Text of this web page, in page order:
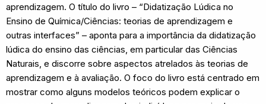
aprendizagem. O título do livro – “Didatização Lúdica no
Ensino de Química/Ciências: teorias de aprendizagem e
outras interfaces” – aponta para a importância da didatização
lúdica do ensino das ciências, em particular das Ciências
Naturais, e discorre sobre aspectos atrelados às teorias de
aprendizagem e à avaliação. O foco do livro está centrado em
mostrar como alguns modelos teóricos podem explicar o